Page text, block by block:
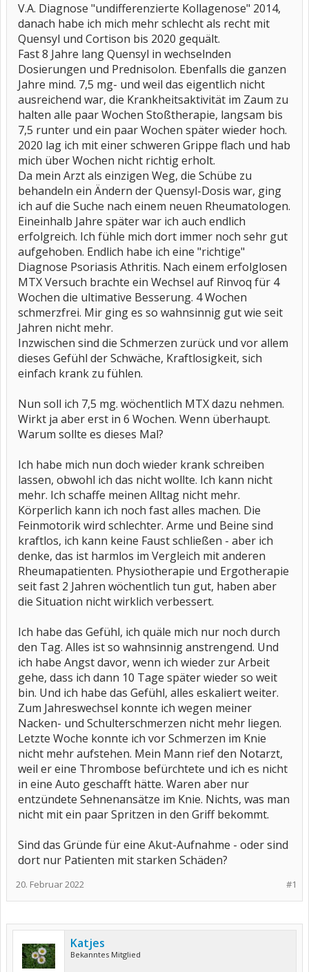
V.A. Diagnose "undifferenzierte Kollagenose" 2014,
danach habe ich mich mehr schlecht als recht mit
Quensyl und Cortison bis 2020 gequält.
Fast 8 Jahre lang Quensyl in wechselnden
Dosierungen und Prednisolon. Ebenfalls die ganzen
Jahre mind. 7,5 mg- und weil das eigentlich nicht
ausreichend war, die Krankheitsaktivität im Zaum zu
halten alle paar Wochen Stoßtherapie, langsam bis
7,5 runter und ein paar Wochen später wieder hoch.
2020 lag ich mit einer schweren Grippe flach und hab
mich über Wochen nicht richtig erholt.
Da mein Arzt als einzigen Weg, die Schübe zu
behandeln ein Ändern der Quensyl-Dosis war, ging
ich auf die Suche nach einem neuen Rheumatologen.
Eineinhalb Jahre später war ich auch endlich
erfolgreich. Ich fühle mich dort immer noch sehr gut
aufgehoben. Endlich habe ich eine "richtige"
Diagnose Psoriasis Athritis. Nach einem erfolglosen
MTX Versuch brachte ein Wechsel auf Rinvoq für 4
Wochen die ultimative Besserung. 4 Wochen
schmerzfrei. Mir ging es so wahnsinnig gut wie seit
Jahren nicht mehr.
Inzwischen sind die Schmerzen zurück und vor allem
dieses Gefühl der Schwäche, Kraftlosigkeit, sich
einfach krank zu fühlen.
Nun soll ich 7,5 mg. wöchentlich MTX dazu nehmen.
Wirkt ja aber erst in 6 Wochen. Wenn überhaupt.
Warum sollte es dieses Mal?
Ich habe mich nun doch wieder krank schreiben
lassen, obwohl ich das nicht wollte. Ich kann nicht
mehr. Ich schaffe meinen Alltag nicht mehr.
Körperlich kann ich noch fast alles machen. Die
Feinmotorik wird schlechter. Arme und Beine sind
kraftlos, ich kann keine Faust schließen - aber ich
denke, das ist harmlos im Vergleich mit anderen
Rheumapatienten. Physiotherapie und Ergotherapie
seit fast 2 Jahren wöchentlich tun gut, haben aber
die Situation nicht wirklich verbessert.
Ich habe das Gefühl, ich quäle mich nur noch durch
den Tag. Alles ist so wahnsinnig anstrengend. Und
ich habe Angst davor, wenn ich wieder zur Arbeit
gehe, dass ich dann 10 Tage später wieder so weit
bin. Und ich habe das Gefühl, alles eskaliert weiter.
Zum Jahreswechsel konnte ich wegen meiner
Nacken- und Schulterschmerzen nicht mehr liegen.
Letzte Woche konnte ich vor Schmerzen im Knie
nicht mehr aufstehen. Mein Mann rief den Notarzt,
weil er eine Thrombose befürchtete und ich es nicht
in eine Auto geschafft hätte. Waren aber nur
entzündete Sehnenansätze im Knie. Nichts, was man
nicht mit ein paar Spritzen in den Griff bekommt.
Sind das Gründe für eine Akut-Aufnahme - oder sind
dort nur Patienten mit starken Schäden?
#1
20. Februar 2022
Katjes
Bekanntes Mitglied